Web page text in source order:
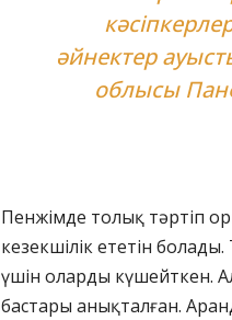
әйнектер
облысы
Пенжімде толық тәртіп
кезекшілік ететін
үшін оларды күшейткен.
бастары анықталған.